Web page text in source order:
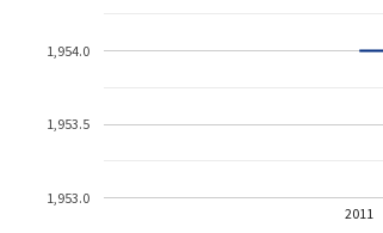
2011
1,953.0
1,953.5
1,954.0